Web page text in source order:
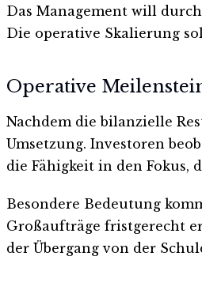
Das Management will
Die operative Skalierung
Operative
Nachdem die bilanzielle
Umsetzung. Investoren
die Fähigkeit in den Fokus,
Besondere Bedeutung
Großaufträge fristgerecht
der Übergang von der